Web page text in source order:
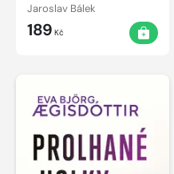
Jaroslav Bálek
189 Kč